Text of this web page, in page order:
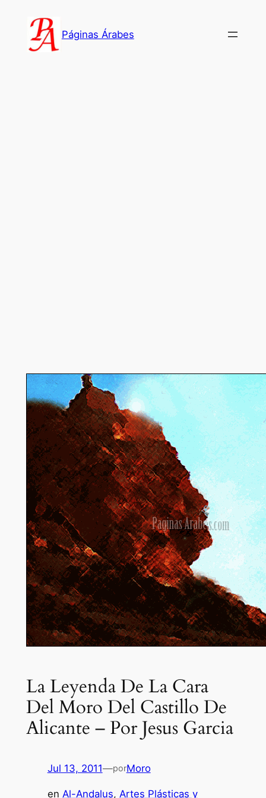
contenido
Páginas Árabes
La Leyenda De La Cara
Del Moro Del Castillo De
Alicante – Por Jesus Garcia
Jul 13, 2011—porMoro
en Al-Andalus, Artes Plásticas y